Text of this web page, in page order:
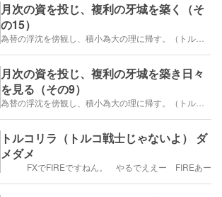
月次の資を投じ、複利の牙城を築く（そ
の15）
月次の資を投じ、複利の牙城を築き日々
を見る（その9）
トルコリラ（トルコ戦士じゃないよ） ダ
メダメ
FXでFIREですねん。 やるでええー FIREあー